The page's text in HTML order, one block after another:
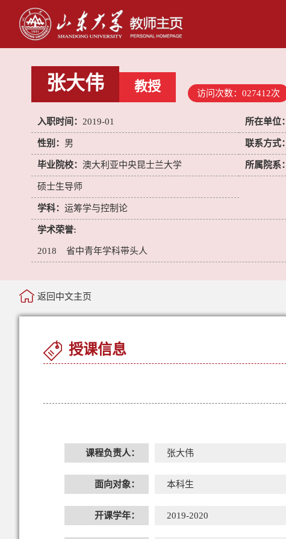
张大伟 教授 访问次数： 027412次
入职时间： 2019-01 所在单位：
性别： 男 联系方式：
毕业院校： 澳大利亚中央昆士兰大学 所属院系：
硕士生导师
学科： 运筹学与控制论
学术荣誉:
2018 省中青年学科带头人
返回中文主页
授课信息
课程负责人： 张大伟
面向对象： 本科生
开课学年： 2019-2020